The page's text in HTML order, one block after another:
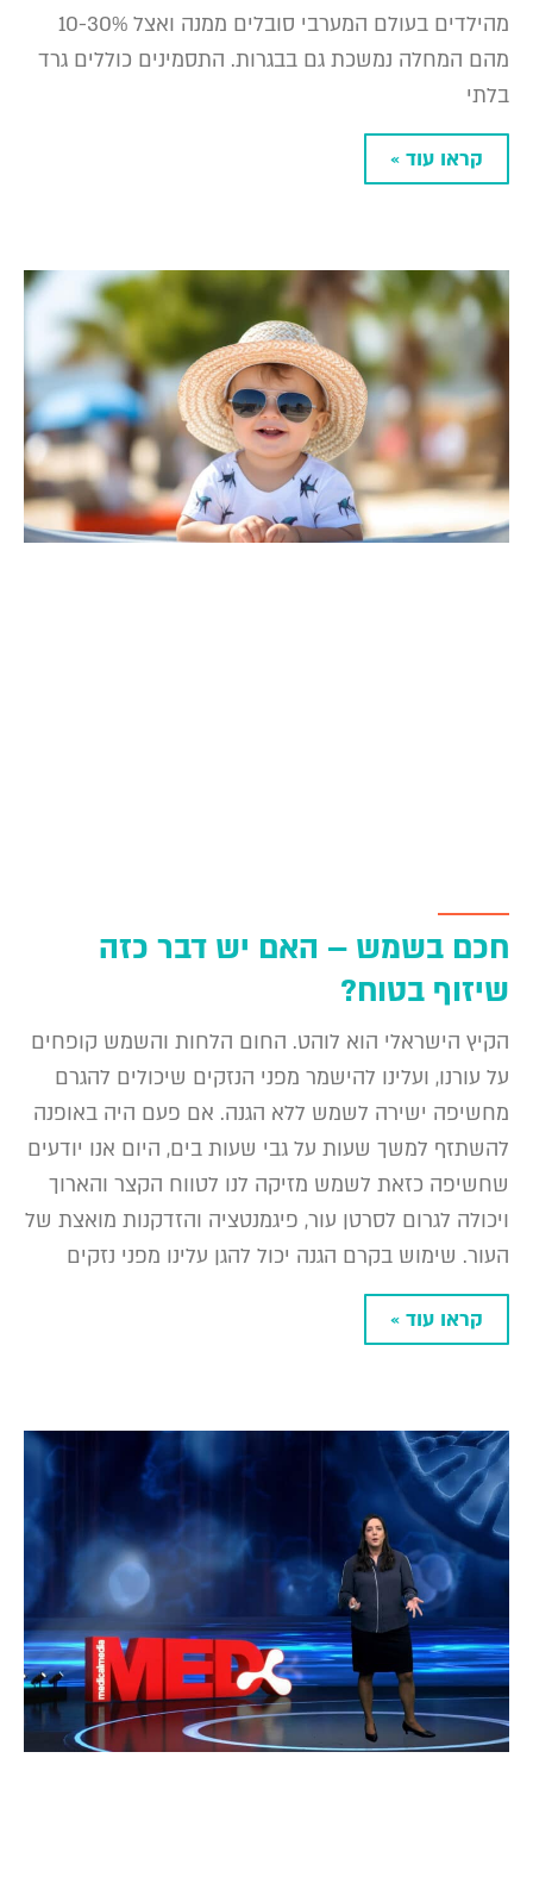
מהילדים בעולם המערבי סובלים ממנה ואצל 10-30%
מהם המחלה נמשכת גם בבגרות. התסמינים כוללים גרד
בלתי
קראו עוד »
חכם בשמש – האם יש דבר כזה
שיזוף בטוח?
הקיץ הישראלי הוא לוהט. החום הלחות והשמש קופחים
על עורנו, ועלינו להישמר מפני הנזקים שיכולים להגרם
מחשיפה ישירה לשמש ללא הגנה. אם פעם היה באופנה
להשתזף למשך שעות על גבי שעות בים, היום אנו יודעים
שחשיפה כזאת לשמש מזיקה לנו לטווח הקצר והארוך
ויכולה לגרום לסרטן עור, פיגמנטציה והזדקנות מואצת של
העור. שימוש בקרם הגנה יכול להגן עלינו מפני נזקים
קראו עוד »